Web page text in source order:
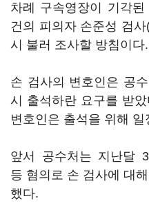
차례 구속영장이 기각
건의 피의자 손준성 검
시 불러 조사할 방침이다.
손 검사의 변호인은 공
시 출석하란 요구를 받
변호인은 출석을 위해
앞서 공수처는 지난달
등 혐의로 손 검사에 대
했다.